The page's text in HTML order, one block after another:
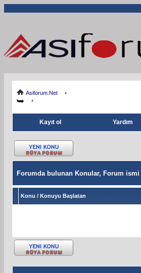
Asiforum.Net
Kayıt ol Yardım
Forumda bulunan Konular, Forum ismi
Konu / Konuyu Başlatan